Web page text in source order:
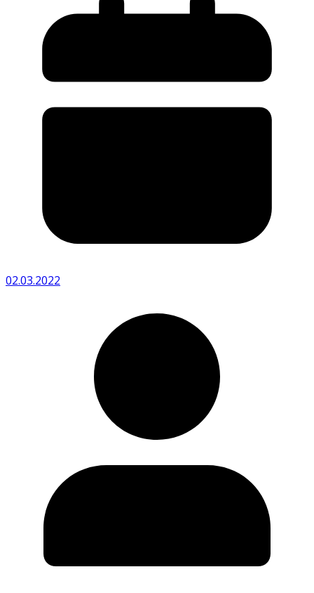
02.03.2022